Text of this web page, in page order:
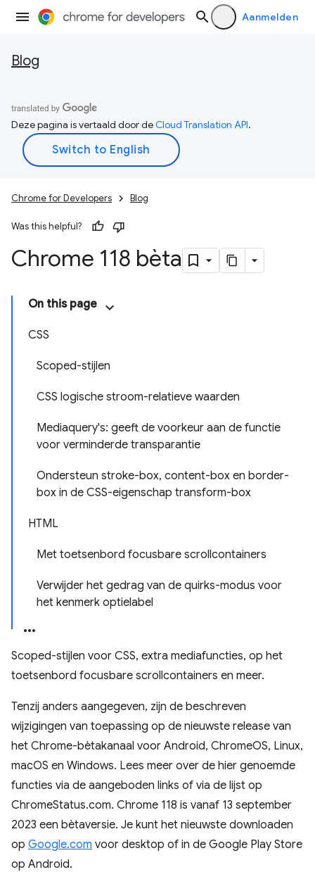
Aanmelden
Blog
Deze pagina is vertaald door deCloud Translation API.
Chrome for Developers Blog
Was this helpful?
Chrome 118 bèta
On this page
CSS
Scoped-stijlen
CSS logische stroom-relatieve waarden
Mediaquery's: geeft de voorkeur aan de functie
voor verminderde transparantie
Ondersteun stroke-box, content-box en border-
box in de CSS-eigenschap transform-box
HTML
Met toetsenbord focusbare scrollcontainers
Verwijder het gedrag van de quirks-modus voor
het kenmerk optielabel
Scoped-stijlen voor CSS, extra mediafuncties, op het
toetsenbord focusbare scrollcontainers en meer.
Tenzij anders aangegeven, zijn de beschreven
wijzigingen van toepassing op de nieuwste release van
het Chrome-bètakanaal voor Android, ChromeOS, Linux,
macOS en Windows. Lees meer over de hier genoemde
functies via de aangeboden links of via de lijst op
ChromeStatus.com. Chrome 118 is vanaf 13 september
2023 een bètaversie. Je kunt het nieuwste downloaden
op Google.com voor desktop of in de Google Play Store
op Android.